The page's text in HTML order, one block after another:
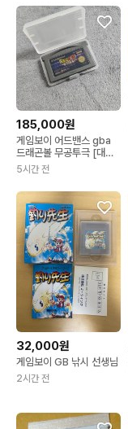
185,000원
게임보이 어드밴스 gba
드래곤볼 무공투극 [대원
정발 한글]
5시간 전
32,000원
게임보이 GB 낚시 선생님
2시간 전